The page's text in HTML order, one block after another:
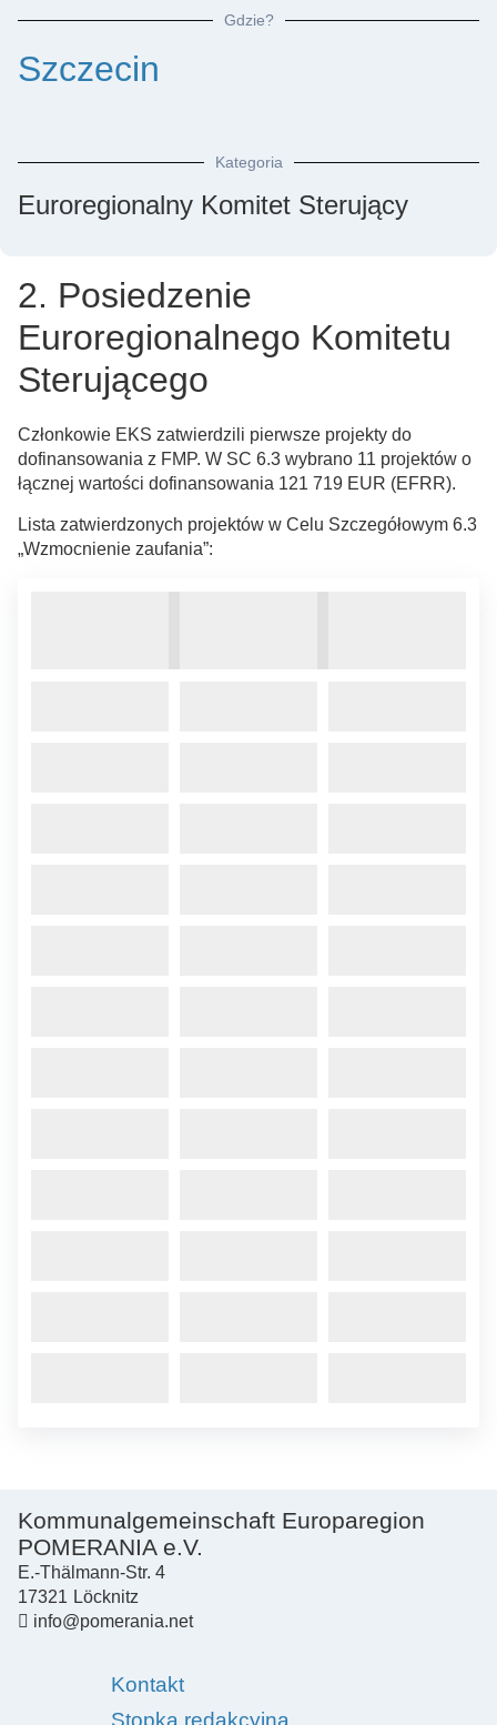
Gdzie?
Szczecin
Kategoria
Euroregionalny Komitet Sterujący
2. Posiedzenie
Euroregionalnego Komitetu
Sterującego
Członkowie EKS zatwierdzili pierwsze projekty do
dofinansowania z FMP. W SC 6.3 wybrano 11 projektów o
łącznej wartości dofinansowania 121 719 EUR (EFRR).
Lista zatwierdzonych projektów w Celu Szczegółowym 6.3
„Wzmocnienie zaufania”:
Kommunalgemeinschaft Europaregion
POMERANIA e.V.
E.-Thälmann-Str. 4
17321 Löcknitz
info@pomerania.net
Kontakt
Stopka redakcyjna